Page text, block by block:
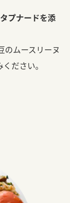
プナードを添
のムースリーヌ
ださい。